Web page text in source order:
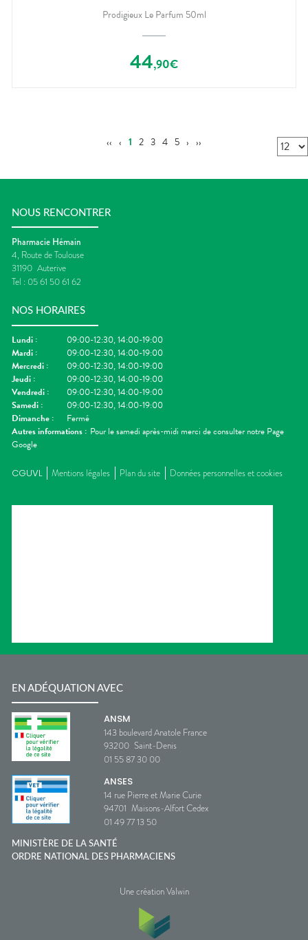
Prodigieux Le Parfum 50ml
44,90€
‹‹ ‹ 1 2 3 4 5 › ››
NOUS RENCONTRER
Pharmacie Hémain
4, Route de Toulouse
31190 Auterive
Tel : 05 61 50 61 62
NOS HORAIRES
Lundi :
09:00-12:30, 14:00-19:00
Mardi :
09:00-12:30, 14:00-19:00
Mercredi :
09:00-12:30, 14:00-19:00
Jeudi :
09:00-12:30, 14:00-19:00
Vendredi :
09:00-12:30, 14:00-19:00
Samedi :
09:00-12:30, 14:00-19:00
Dimanche :
Fermé
Autres informations : Pour le samedi après-midi merci de consulter notre Page
Google
CGUVL Mentions légales Plan du site Données personnelles et cookies
EN ADÉQUATION AVEC
ANSM
143 boulevard Anatole France
93200 Saint-Denis
01 55 87 30 00
ANSES
14 rue Pierre et Marie Curie
94701 Maisons-Alfort Cedex
01 49 77 13 50
MINISTÈRE DE LA SANTÉ
ORDRE NATIONAL DES PHARMACIENS
Une création Valwin